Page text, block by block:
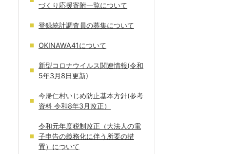
づくり応援寄附一覧について
登録統計調査員の募集について
OKINAWA41について
新型コロナウイルス関連情報(令和
5年3月8日更新)
今帰仁村いじめ防止基本方針(参考
資料 令和8年3月改正）
令和元年度税制改正（大法人の電
子申告の義務化に伴う所要の措
置）について